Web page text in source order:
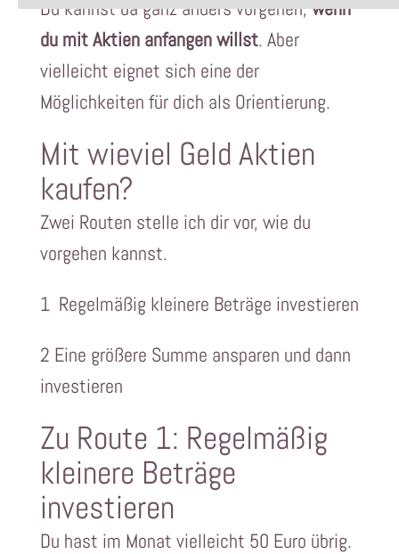
Du kannst da ganz anders vorgehen,wenn
du mit Aktien anfangen willst. Aber
vielleicht eignet sich eine der
Möglichkeiten für dich als Orientierung.
Mit wieviel Geld Aktien
kaufen?
Zwei Routen stelle ich dir vor, wie du
vorgehen kannst.
1 Regelmäßig kleinere Beträge investieren
2 Eine größere Summe ansparen und dann
investieren
Zu Route 1: Regelmäßig
kleinere Beträge
investieren
Du hast im Monat vielleicht 50 Euro übrig.